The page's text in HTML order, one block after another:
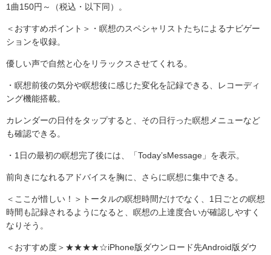
1曲150円～（税込・以下同）。
＜おすすめポイント＞・瞑想のスペシャリストたちによるナビゲー
ションを収録。
優しい声で自然と心をリラックスさせてくれる。
・瞑想前後の気分や瞑想後に感じた変化を記録できる、レコーディ
ング機能搭載。
カレンダーの日付をタップすると、その日行った瞑想メニューなど
も確認できる。
・1日の最初の瞑想完了後には、「Today’sMessage」を表示。
前向きになれるアドバイスを胸に、さらに瞑想に集中できる。
＜ここが惜しい！＞トータルの瞑想時間だけでなく、1日ごとの瞑想
時間も記録されるようになると、瞑想の上達度合いが確認しやすく
なりそう。
＜おすすめ度＞★★★★☆iPhone版ダウンロード先Android版ダウ